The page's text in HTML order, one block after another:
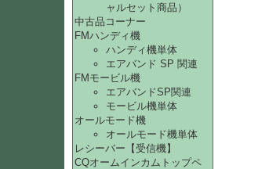
ャルセット商品）
中古品コーナー
FMハンディ機
ハンディ機単体
エアバンド SP 関連
FMモービル機
エアバンドSP関連
モービル機単体
オールモード機
オールモード機単体
レシーバー【受信機】
CQオームインカムトップペ